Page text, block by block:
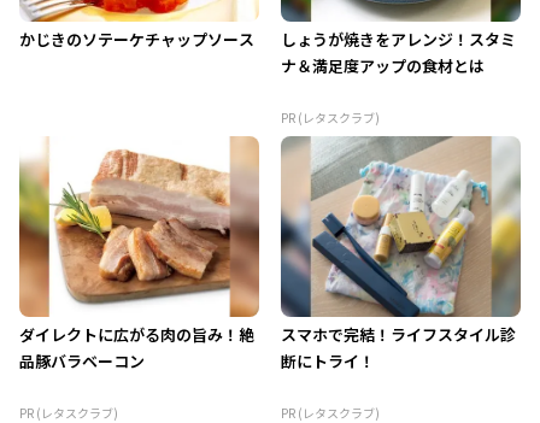
かじきのソテーケチャップソース
しょうが焼きをアレンジ！スタミ
ナ＆満足度アップの食材とは
PR (レタスクラブ)
ダイレクトに広がる肉の旨み！絶
品豚バラベーコン
PR (レタスクラブ)
スマホで完結！ライフスタイル診
断にトライ！
PR (レタスクラブ)